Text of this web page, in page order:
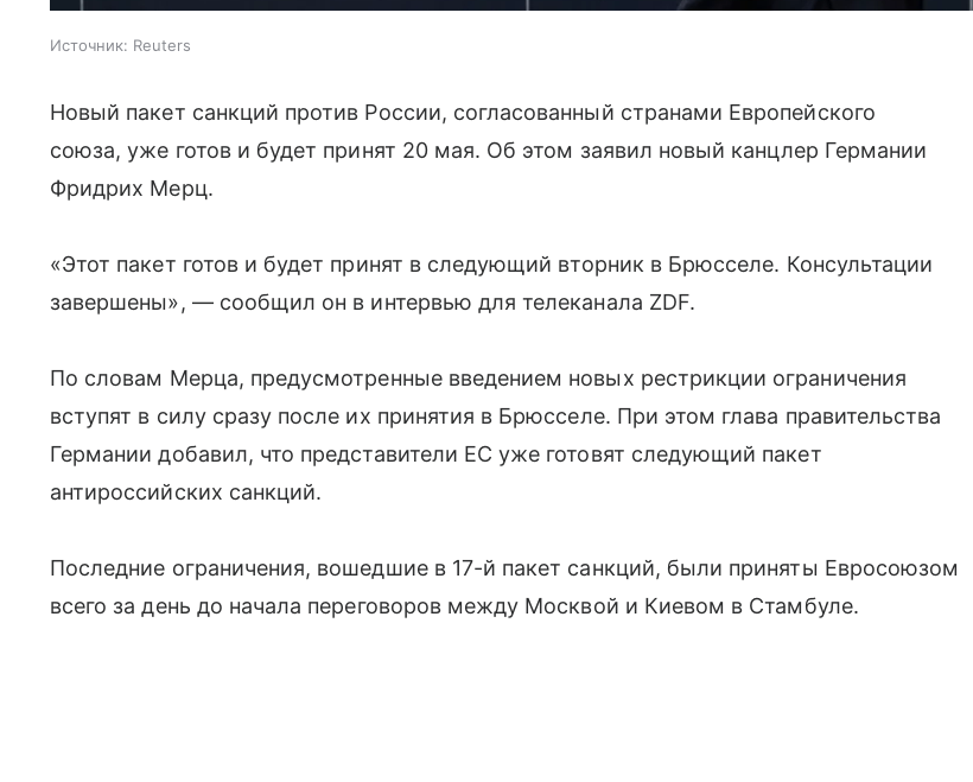
Источник: Reuters
Новый пакет санкций против России, согласованный странами Европейского
союза, уже готов и будет принят 20 мая. Об этом заявил новый канцлер Германии
Фридрих Мерц.
«Этот пакет готов и будет принят в следующий вторник в Брюсселе. Консультации
завершены», — сообщил он в интервью для телеканала ZDF.
По словам Мерца, предусмотренные введением новых рестрикции ограничения
вступят в силу сразу после их принятия в Брюсселе. При этом глава правительства
Германии добавил, что представители ЕС уже готовят следующий пакет
антироссийских санкций.
Последние ограничения, вошедшие в 17-й пакет санкций, были приняты Евросоюзом
всего за день до начала переговоров между Москвой и Киевом в Стамбуле.